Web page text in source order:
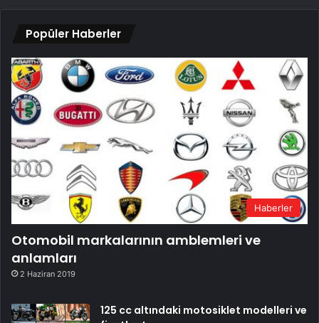
Popüler Haberler
Haberler
Otomobil markalarının amblemleri ve
anlamları
2 Haziran 2019
125 cc altındaki motosiklet modelleri ve